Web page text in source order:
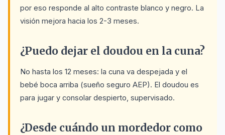
por eso responde al alto contraste blanco y negro. La
visión mejora hacia los 2-3 meses.
¿Puedo dejar el doudou en la cuna?
No hasta los 12 meses: la cuna va despejada y el
bebé boca arriba (sueño seguro AEP). El doudou es
para jugar y consolar despierto, supervisado.
¿Desde cuándo un mordedor como